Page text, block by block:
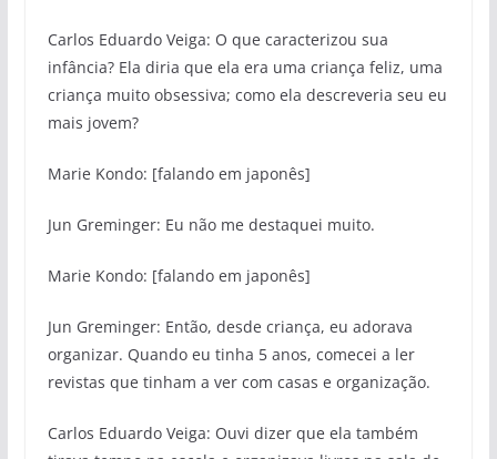
Carlos Eduardo Veiga: O que caracterizou sua
infância? Ela diria que ela era uma criança feliz, uma
criança muito obsessiva; como ela descreveria seu eu
mais jovem?
Marie Kondo: [falando em japonês]
Jun Greminger: Eu não me destaquei muito.
Marie Kondo: [falando em japonês]
Jun Greminger: Então, desde criança, eu adorava
organizar. Quando eu tinha 5 anos, comecei a ler
revistas que tinham a ver com casas e organização.
Carlos Eduardo Veiga: Ouvi dizer que ela também